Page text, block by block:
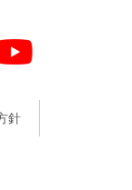
針